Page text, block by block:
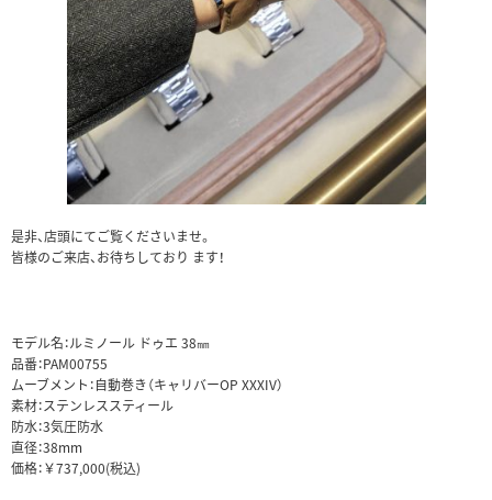
是非、店頭にてご覧くださいませ。
皆様のご来店、お待ちしており ます！
モデル名：ルミノール ドゥエ 38㎜
品番：PAM00755
ムーブメント：自動巻き（キャリバーOP XXXIV）
素材：ステンレススティール
防水：3気圧防水
直径：38mm
価格：￥737,000(税込)